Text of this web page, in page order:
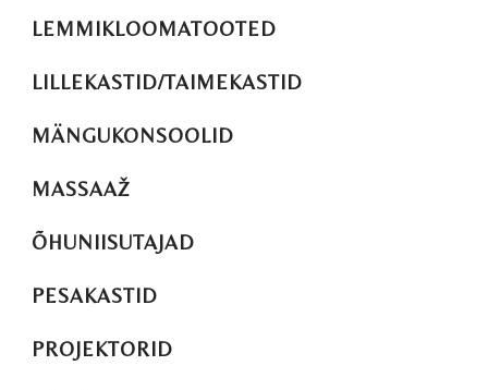
LEMMIKLOOMATOOTED
LILLEKASTID/TAIMEKASTID
MÄNGUKONSOOLID
MASSAAŽ
ÕHUNIISUTAJAD
PESAKASTID
PROJEKTORID